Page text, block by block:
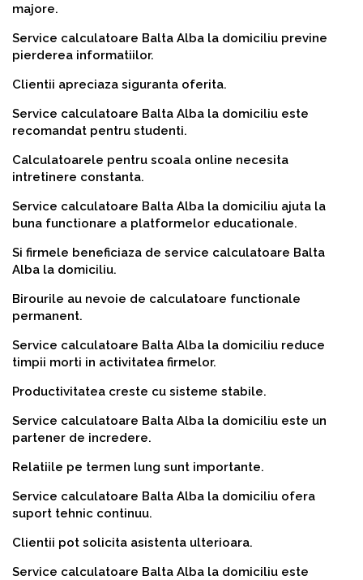
majore.
Service calculatoare Balta Alba la domiciliu previne
pierderea informatiilor.
Clientii apreciaza siguranta oferita.
Service calculatoare Balta Alba la domiciliu este
recomandat pentru studenti.
Calculatoarele pentru scoala online necesita
intretinere constanta.
Service calculatoare Balta Alba la domiciliu ajuta la
buna functionare a platformelor educationale.
Si firmele beneficiaza de service calculatoare Balta
Alba la domiciliu.
Birourile au nevoie de calculatoare functionale
permanent.
Service calculatoare Balta Alba la domiciliu reduce
timpii morti in activitatea firmelor.
Productivitatea creste cu sisteme stabile.
Service calculatoare Balta Alba la domiciliu este un
partener de incredere.
Relatiile pe termen lung sunt importante.
Service calculatoare Balta Alba la domiciliu ofera
suport tehnic continuu.
Clientii pot solicita asistenta ulterioara.
Service calculatoare Balta Alba la domiciliu este